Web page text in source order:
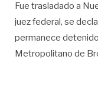
Fue trasladado a
juez federal, se
permanece
Metropolitano de